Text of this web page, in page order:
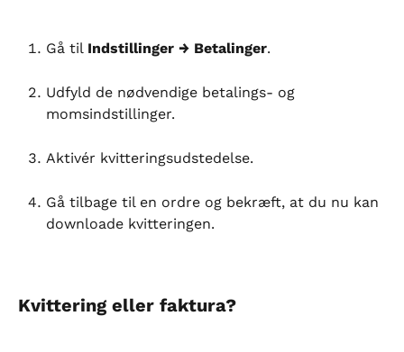
Gå til Indstillinger → Betalinger.
Udfyld de nødvendige betalings- og
momsindstillinger.
Aktivér kvitteringsudstedelse.
Gå tilbage til en ordre og bekræft, at du nu kan
downloade kvitteringen.
Kvittering eller faktura?